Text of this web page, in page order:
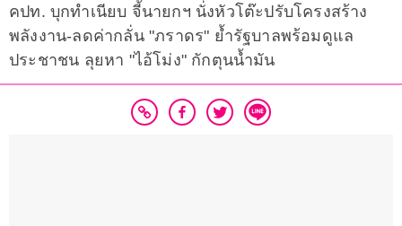
คปท. บุกทำเนียบ จี้นายกฯ นั่งหัวโต๊ะปรับโครงสร้าง
พลังงาน-ลดค่ากลั่น "ภราดร" ย้ำรัฐบาลพร้อมดูแล
ประชาชน ลุยหา "ไอ้โม่ง" กักตุนน้ำมัน